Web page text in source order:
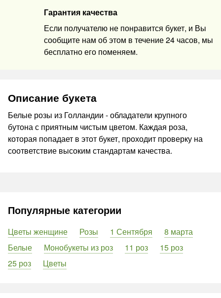
Гарантия качества
Если получателю не понравится букет, и Вы
сообщите нам об этом в течение 24 часов, мы
бесплатно его поменяем.
Описание букета
Белые розы из Голландии - обладатели крупного
бутона с приятным чистым цветом. Каждая роза,
которая попадает в этот букет, проходит проверку на
соответствие высоким стандартам качества.
Популярные категории
Цветы женщине Розы 1 Сентября
8 марта
Белые
Монобукеты из роз 11 роз
15 роз
25 роз
Цветы